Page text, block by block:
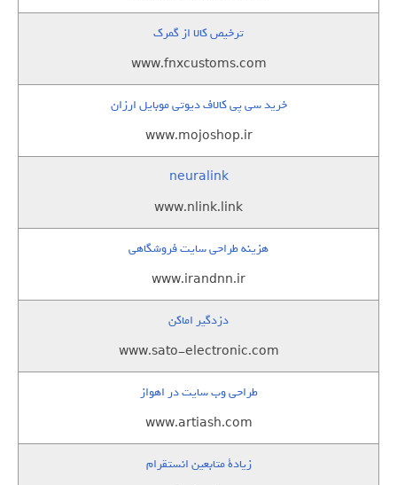
ترخیص کالا از گمرک
www.fnxcustoms.com
خرید سی پی کالاف دیوتی موبایل ارزان
www.mojoshop.ir
neuralink
www.nlink.link
هزینه طراحی سایت فروشگاهی
www.irandnn.ir
دزدگیر اماکن
www.sato-electronic.com
طراحی وب سایت در اهواز
www.artiash.com
زيادة متابعين انستقرام